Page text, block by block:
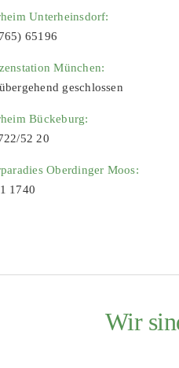
Unterheinsdorf:
65196
München:
geschlossen
Bückeburg:
52 20
Oberdinger Moos:
1740
Wir